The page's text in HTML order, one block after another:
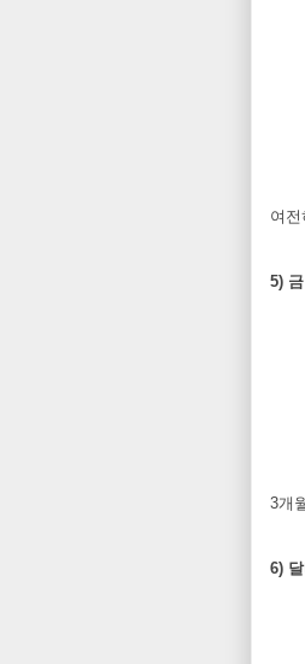
여
5) 금
3개
6) 달